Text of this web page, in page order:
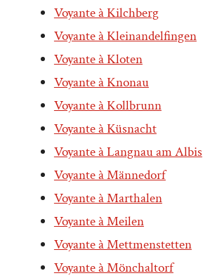
Voyante à Kilchberg
Voyante à Kleinandelfingen
Voyante à Kloten
Voyante à Knonau
Voyante à Kollbrunn
Voyante à Küsnacht
Voyante à Langnau am Albis
Voyante à Männedorf
Voyante à Marthalen
Voyante à Meilen
Voyante à Mettmenstetten
Voyante à Mönchaltorf